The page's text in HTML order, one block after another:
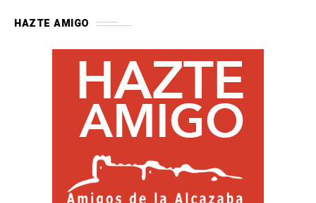
HAZTE AMIGO